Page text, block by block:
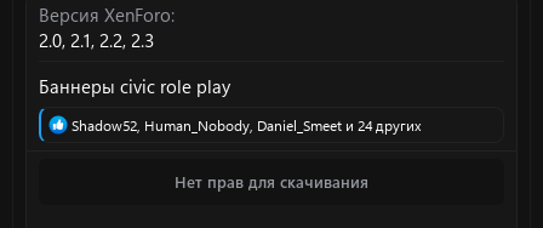
о
з
д
н
и
Версия XenForo
2.0 2.1 2.2 2.3
Баннеры civic role play
Р
Shadow52, Human_Nobody, Daniel_Smeet и 24 других
Нет прав для скачивания